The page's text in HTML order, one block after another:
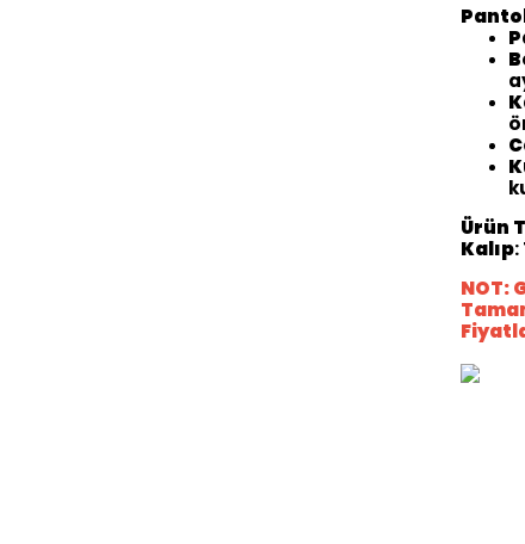
Ürün
Kalıp:
NOT: